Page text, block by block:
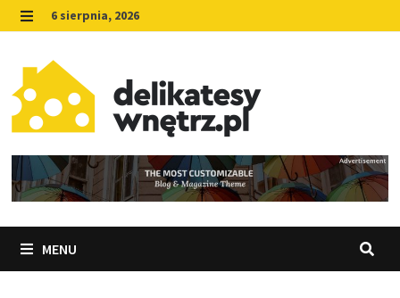
Skip
to
content
MENU
6 sierpnia, 2026
MENU